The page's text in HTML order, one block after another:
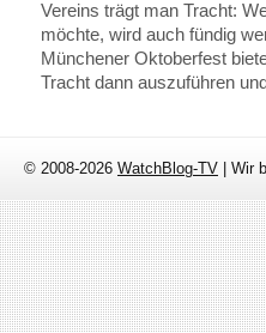
Vereins trägt man Tracht:
möchte, wird auch fündig
Münchener Oktoberfest
Tracht dann auszuführen
© 2008-2026 WatchBlog-TV | Wir